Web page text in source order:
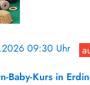
09:30 Uhr
Baby-Kurs in